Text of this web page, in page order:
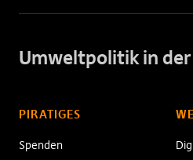
Umweltpolitik in
PIRATIGES
Spenden